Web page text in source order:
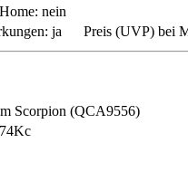
Preis (UVP) bei
Scorpion (QCA9556)